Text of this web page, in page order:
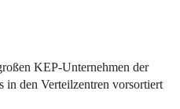
KEP-Unternehmen der
in den Verteilzentren vorsortiert